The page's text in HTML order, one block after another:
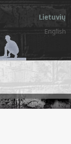
Lietuvių
English